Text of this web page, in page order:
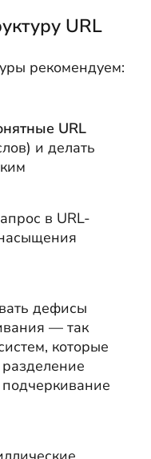
URL
рекомендуем:
URL
и делать
в URL-
дефисы
— так
которые